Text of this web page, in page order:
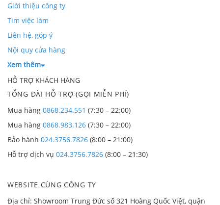
Giới thiệu công ty
Tìm việc làm
Liên hệ, góp ý
Nội quy cửa hàng
Xem thêm
HỖ TRỢ KHÁCH HÀNG
TỔNG ĐÀI HỖ TRỢ (GỌI MIỄN PHÍ)
Mua hàng 0868.234.551 (7:30 – 22:00)
Mua hàng 0868.983.126 (7:30 – 22:00)
Bảo hành 024.3756.7826 (8:00 – 21:00)
Hỗ trợ dịch vụ 024.3756.7826 (8:00 – 21:30)
WEBSITE CÙNG CÔNG TY
Địa chỉ: Showroom Trung Đức số 321 Hoàng Quốc Việt, quận